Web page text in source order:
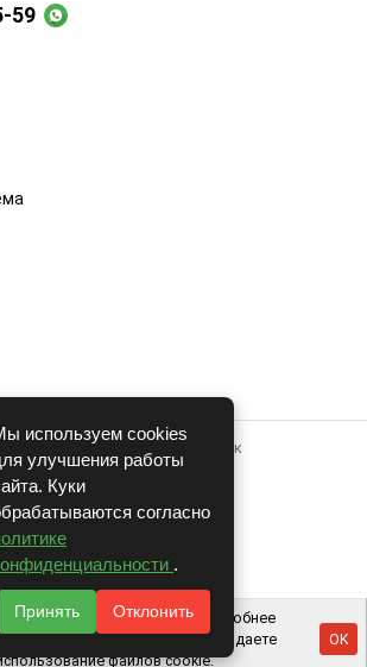
59
на системе для авторазборок
CARRO.БИЗНЕС
Полная версия
© COPYRIGHT 2026 г.
v1.1.24
используем cookies
улучшения работы
Куки
согласно
.
Принять Отклонить
cookie, чтобы вам было удобнее
Используя наш сайт, вы даете
файлов cookie.
OK